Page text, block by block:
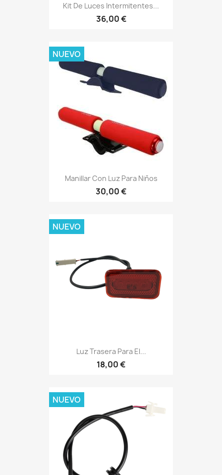
Kit De Luces Intermitentes...
36,00 €
Manillar Con Luz Para Niños
30,00 €
NUEVO
Luz Trasera Para El...
18,00 €
NUEVO
NUEVO